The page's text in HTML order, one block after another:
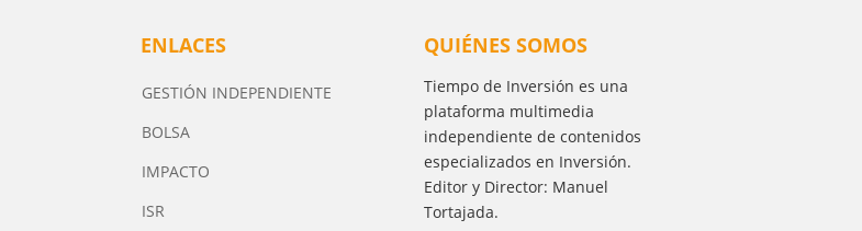
ENLACES
GESTIÓN INDEPENDIENTE
BOLSA
IMPACTO
ISR
QUIÉNES SOMOS
Tiempo de Inversión es una
plataforma multimedia
independiente de contenidos
especializados en Inversión.
Editor y Director: Manuel
Tortajada.